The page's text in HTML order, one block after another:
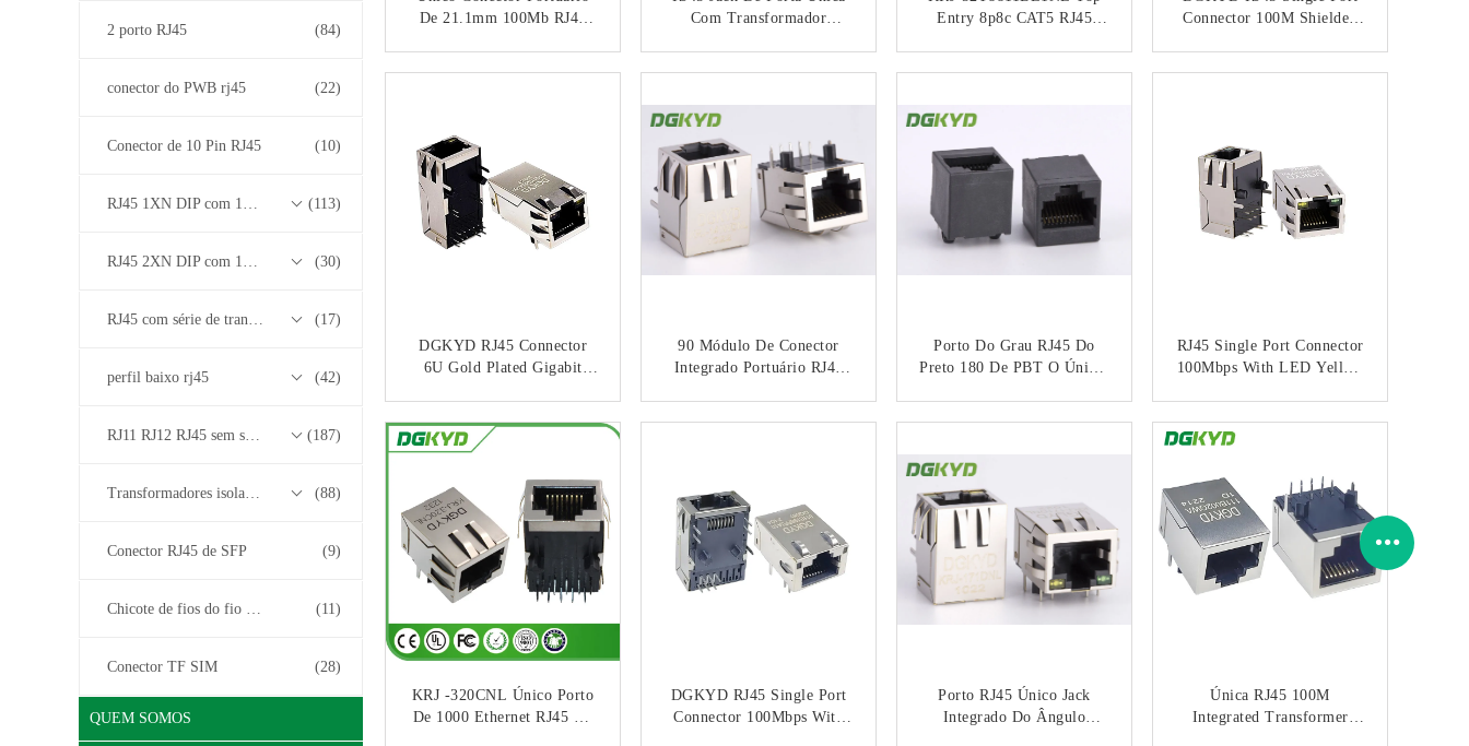
2 porto RJ45 (84)
conector do PWB rj45 (22)
Conector de 10 Pin RJ45 (10)
RJ45 1XN DIP com 10/100/1000M Base-T Transformer Series (113)
RJ45 2XN DIP com 10/100/1000M Base-T Transformer Series (30)
RJ45 com série de transformadores base-T 2.5G/5G/10G (17)
perfil baixo rj45 (42)
RJ11 RJ12 RJ45 sem série de transformadores (187)
Transformadores isolados (88)
Conector RJ45 de SFP (9)
Chicote de fios do fio do conector (11)
Conector TF SIM (28)
QUEM SOMOS
De 21.1mm 100Mb RJ45
CONTACTO
Com Transformador
256NL
CONTACTO
Entry 8p8c CAT5 RJ45
CONTACTO
Connector 100M Shielded
CONTACTO
DGKYD RJ45 Connector
6U Gold Plated Gigabit
CONTACTO
90 Módulo De Conector
Integrado Portuário RJ45
CONTACTO
Porto Do Grau RJ45 Do
Preto 180 De PBT O Único,
CONTACTO
RJ45 Single Port Connector
100Mbps With LED Yellow
CONTACTO
KRJ -320CNL Único Porto
De 1000 Ethernet RJ45 Do
DGKYD RJ45 Single Port
Connector 100Mbps With
Porto RJ45 Único Jack
Integrado Do Ângulo
Única RJ45 100M
Integrated Transformer